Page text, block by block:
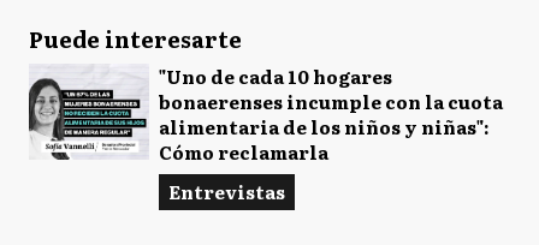
Puede interesarte
"Uno de cada 10 hogares
bonaerenses incumple con la cuota
alimentaria de los niños y niñas":
Cómo reclamarla
Entrevistas